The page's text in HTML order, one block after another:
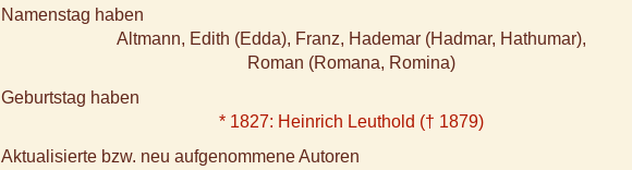
Namenstag haben
Altmann, Edith (Edda), Franz, Hademar (Hadmar, Hathumar),
Roman (Romana, Romina)
Geburtstag haben
* 1827: Heinrich Leuthold († 1879)
Aktualisierte bzw. neu aufgenommene Autoren